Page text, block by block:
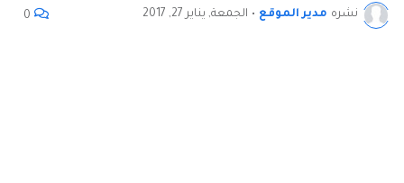
نشره مدير الموقع • الجمعة, يناير 27, 2017 0